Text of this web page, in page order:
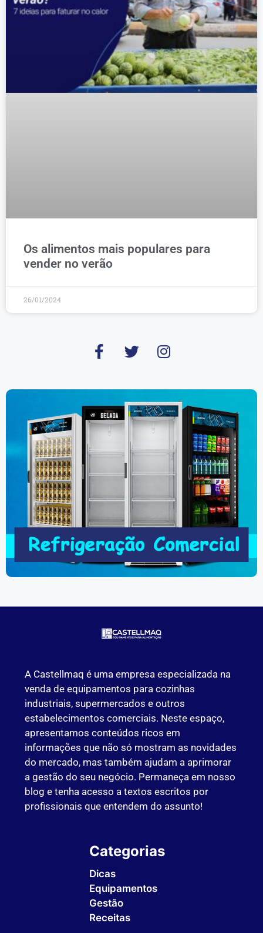
Os alimentos mais populares para
vender no verão
26/01/2024
A Castellmaq é uma empresa especializada na
venda de equipamentos para cozinhas
industriais, supermercados e outros
estabelecimentos comerciais. Neste espaço,
apresentamos conteúdos ricos em
informações que não só mostram as novidades
do mercado, mas também ajudam a aprimorar
a gestão do seu negócio. Permaneça em nosso
blog e tenha acesso a textos escritos por
profissionais que entendem do assunto!
Categorias
Dicas
Equipamentos
Gestão
Receitas